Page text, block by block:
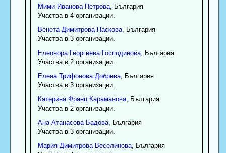
Мими Иванова Петрова, България
Участва в 4 организации.
Венета Димитрова Наскова, България
Участва в 3 организации.
Елеонора Георгиева Господинова, България
Участва в 2 организации.
Елена Трифонова Добрева, България
Участва в 3 организации.
Катерина Франц Караманова, България
Участва в 2 организации.
Ана Атанасова Бадова, България
Участва в 3 организации.
Мария Димитрова Веселинова, България